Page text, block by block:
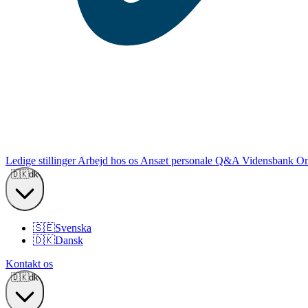
Ledige stillingerArbejd hos os Ansæt personale Q&A Vidensbank
🇩🇰dk
🇸🇪Svenska
🇩🇰Dansk
Kontakt os
🇩🇰dk